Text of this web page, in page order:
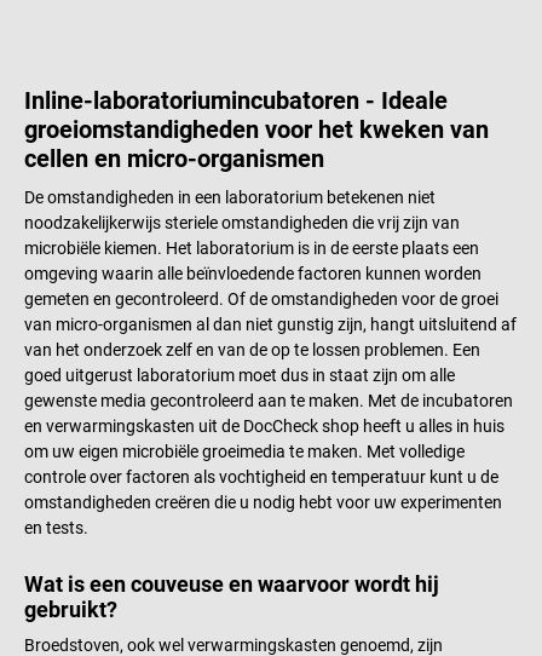
details Verwarmingstemperatuur:
kamertemperatuur tot max. +
100 °C Verwarmingselement:
max. 150 W Voeding: 230 V,
50/60 Hz Leveringso
Inline-laboratoriumincubatoren - Ideale
groeiomstandigheden voor het kweken van
cellen en micro-organismen
De omstandigheden in een laboratorium betekenen niet
noodzakelijkerwijs steriele omstandigheden die vrij zijn van
microbiële kiemen. Het laboratorium is in de eerste plaats een
omgeving waarin alle beïnvloedende factoren kunnen worden
gemeten en gecontroleerd. Of de omstandigheden voor de groei
van micro-organismen al dan niet gunstig zijn, hangt uitsluitend af
van het onderzoek zelf en van de op te lossen problemen. Een
goed uitgerust laboratorium moet dus in staat zijn om alle
gewenste media gecontroleerd aan te maken. Met de incubatoren
en verwarmingskasten uit de DocCheck shop heeft u alles in huis
om uw eigen microbiële groeimedia te maken. Met volledige
controle over factoren als vochtigheid en temperatuur kunt u de
omstandigheden creëren die u nodig hebt voor uw experimenten
en tests.
Wat is een couveuse en waarvoor wordt hij
gebruikt?
Broedstoven, ook wel verwarmingskasten genoemd, zijn